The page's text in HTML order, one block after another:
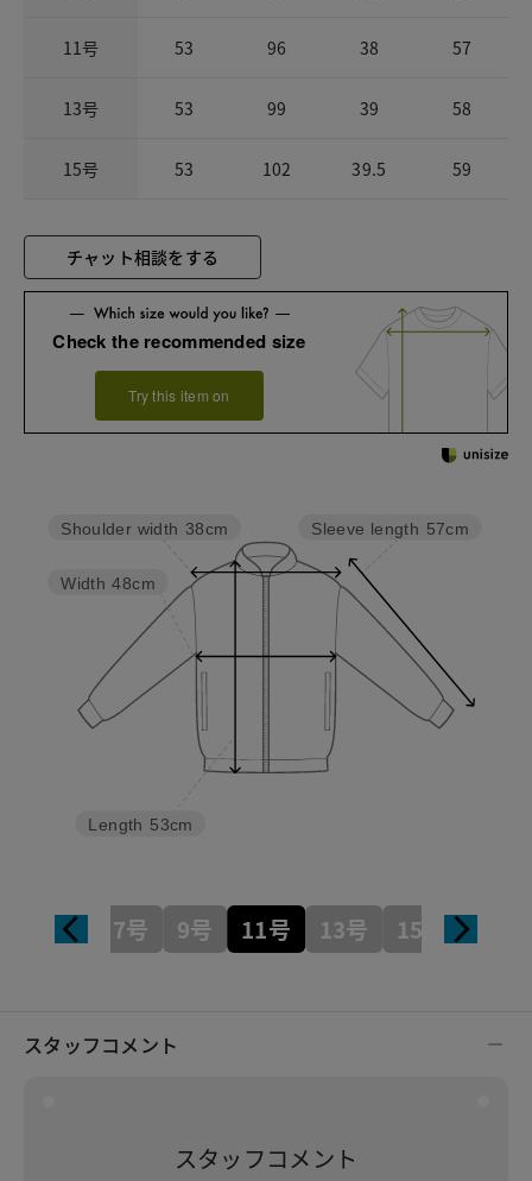
11号 53 96 38 57
13号 53 99 39 58
15号 53 102 39.5 59
チャット相談をする
Check the recommended size
Try this item on
Sleeve length 57cm
Length 53cm
Width 48cm
Shoulder width 38cm
7号 9号 11号 13号 15号
スタッフコメント
スタッフコメント